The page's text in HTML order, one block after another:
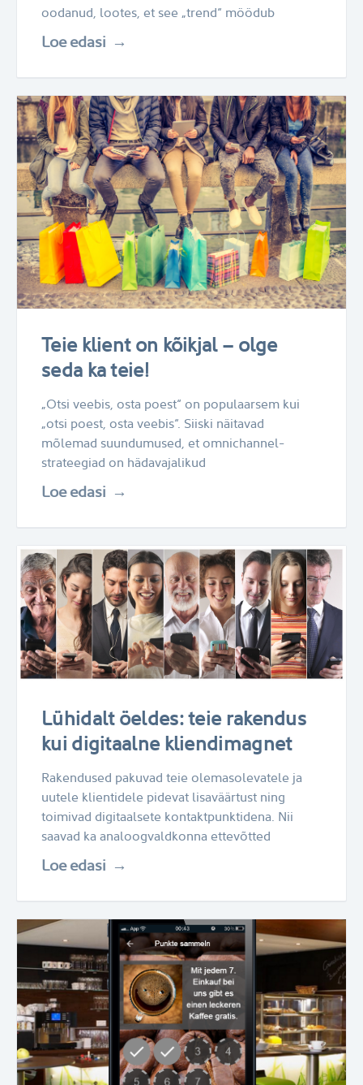
oodanud, lootes, et see „trend“ möödub
Loe edasi
Teie klient on kõikjal – olge
seda ka teie!
„Otsi veebis, osta poest“ on populaarsem kui
„otsi poest, osta veebis“. Siiski näitavad
mõlemad suundumused, et omnichannel-
strateegiad on hädavajalikud
Loe edasi
Lühidalt öeldes: teie rakendus
kui digitaalne kliendimagnet
Rakendused pakuvad teie olemasolevatele ja
uutele klientidele pidevat lisaväärtust ning
toimivad digitaalsete kontaktpunktidena. Nii
saavad ka analoogvaldkonna ettevõtted
Loe edasi